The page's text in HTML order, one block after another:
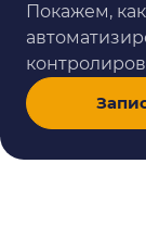
Покажем,